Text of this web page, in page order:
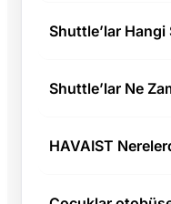
Shuttle’lar
Shuttle’lar Ne
HAVAIST